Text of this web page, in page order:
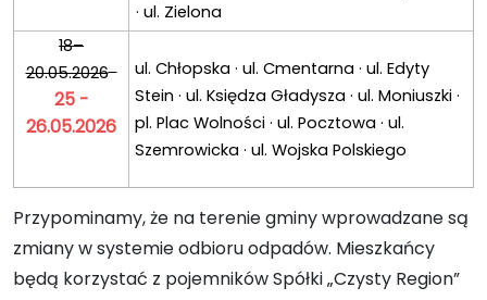
· ul. Zielona
18–
20.05.2026
25 -
26.05.2026
ul. Chłopska · ul. Cmentarna · ul. Edyty
Stein · ul. Księdza Gładysza · ul. Moniuszki ·
pl. Plac Wolności · ul. Pocztowa · ul.
Szemrowicka · ul. Wojska Polskiego
Przypominamy, że na terenie gminy wprowadzane są
zmiany w systemie odbioru odpadów. Mieszkańcy
będą korzystać z pojemników Spółki „Czysty Region”